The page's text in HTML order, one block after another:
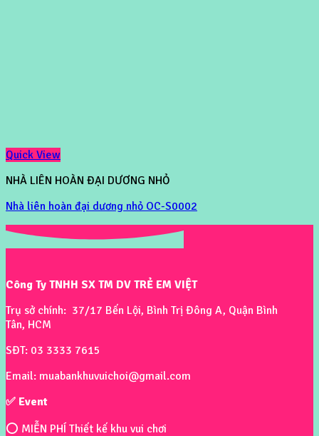
Quick View
NHÀ LIÊN HOÀN ĐẠI DƯƠNG NHỎ
Nhà liên hoàn đại dương nhỏ OC-S0002
Công Ty TNHH SX TM DV TRẺ EM VIỆT
Trụ sở chính: 37/17 Bến Lội, Bình Trị Đông A, Quận Bình
Tân, HCM
SĐT: 03 3333 7615
Email: muabankhuvuichoi@gmail.com
✅ Event
⭕ MIỄN PHÍ Thiết kế khu vui chơi